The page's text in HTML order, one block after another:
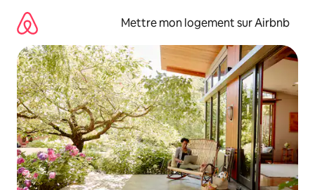
directement
contenu
Mettre mon logement sur Airbnb